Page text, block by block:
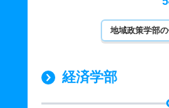
地域政策学部
経済学部